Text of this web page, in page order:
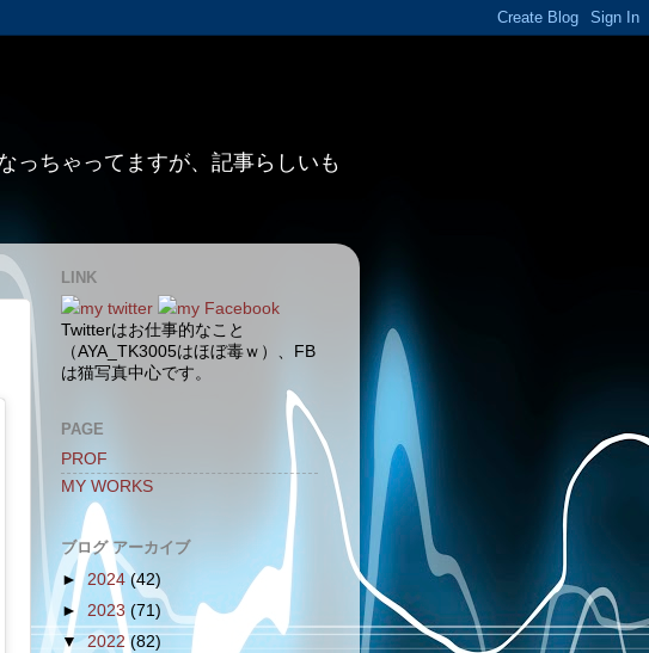
っちゃってますが、記事らしいも
LINK
my twitter
my Facebook
Twitterはお仕事的なこと
（AYA_TK3005はほぼ毒ｗ）、FB
は猫写真中心です。
PAGE
PROF
MY WORKS
ブログ アーカイブ
► 2024(42)
► 2023 (71)
▼2022(82)